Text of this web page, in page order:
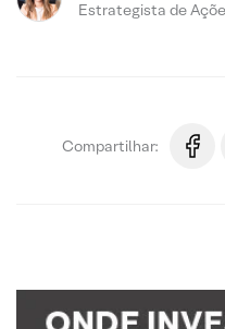
Estrategista de
Compartilhar: